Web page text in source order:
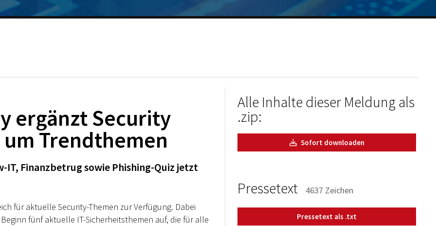
ergänzt Security
Trendthemen
IT, Finanzbetrug sowie Phishing-Quiz jetzt
für aktuelle Security-Themen zur Verfügung. Dabei
fünf aktuelle IT-Sicherheitsthemen auf, die für alle
Alle Inhalte dieser Meldung als
.zip:
Sofort downloaden
Pressetext 4637 Zeichen
Pressetext als .txt